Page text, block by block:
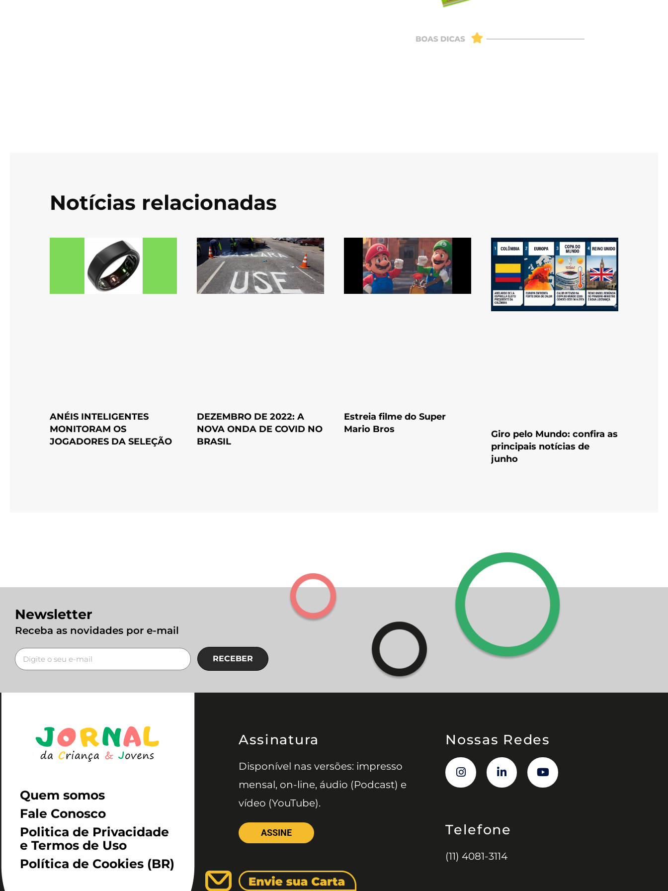
Notícias relacionadas
ANÉIS INTELIGENTES
MONITORAM OS
JOGADORES DA SELEÇÃO
DEZEMBRO DE 2022: A
NOVA ONDA DE COVID NO
BRASIL
Estreia filme do Super
Mario Bros
Giro pelo Mundo: confira as
principais notícias de
junho
Newsletter
Receba as novidades por e-mail
RECEBER
Quem somos
Fale Conosco
Politica de Privacidade
e Termos de Uso
Política de Cookies (BR)
Assinatura
Disponível nas versões: impresso
mensal, on-line, áudio (Podcast) e
vídeo (YouTube).
ASSINE
Nossas Redes
Telefone
(11) 4081-3114